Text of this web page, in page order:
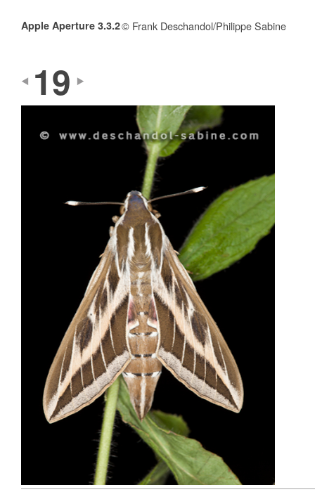
Apple Aperture 3.3.2© Frank Deschandol/Philippe Sabine
19